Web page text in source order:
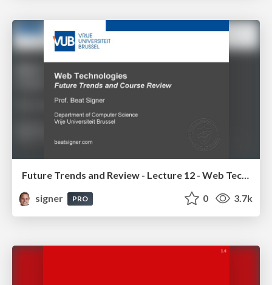
Future Trends and Review - Lecture 12 - Web Technologies (1019888BNR)
signer
PRO 0 3.7k